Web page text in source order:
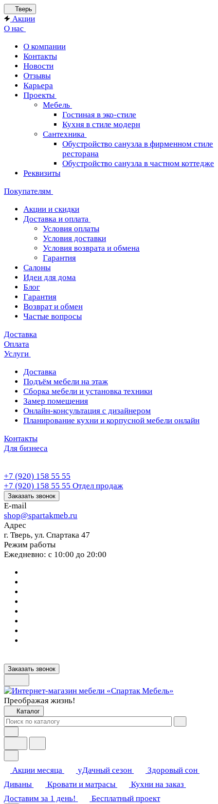
Тверь
Акции
О нас
О компании
Контакты
Новости
Отзывы
Карьера
Проекты
Мебель
Гостиная в эко-стиле
Кухня в стиле модерн
Сантехника
Обустройство санузла в фирменном стиле
ресторана
Обустройство санузла в частном коттедже
Реквизиты
Покупателям
Акции и скидки
Доставка и оплата
Условия оплаты
Условия доставки
Условия возврата и обмена
Гарантия
Салоны
Идеи для дома
Блог
Гарантия
Возврат и обмен
Частые вопросы
Доставка
Оплата
Услуги
Доставка
Подъём мебели на этаж
Сборка мебели и установка техники
Замер помещения
Онлайн-консультация с дизайнером
Планирование кухни и корпусной мебели онлайн
Контакты
Для бизнеса
+7 (920) 158 55 55
+7 (920) 158 55 55 Отдел продаж
Заказать звонок
E-mail
shop@spartakmeb.ru
Адрес
г. Тверь, ул. Спартака 47
Режим работы
Ежедневно: с 10:00 до 20:00
Заказать звонок
Преображая жизнь!
Каталог
Акции месяца уДачный сезон
Здоровый сон
Диваны
Кровати и матрасы
Кухни на заказ
Доставим за 1 день!
Бесплатный проект